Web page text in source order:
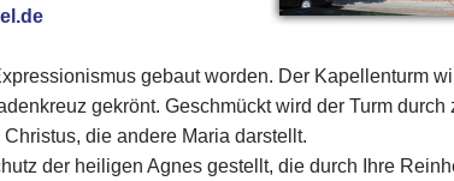
gebaut worden. Der Kapellenturm
gekrönt. Geschmückt wird der Turm durch
die andere Maria darstellt.
der heiligen Agnes gestellt, die durch Ihre